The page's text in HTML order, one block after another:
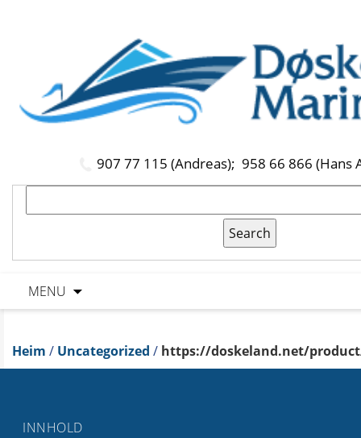
907 77 115 (Andreas); 958 66 866 (Hans
MENU
Heim / Uncategorized / https://doskeland.net/
INNHOLD